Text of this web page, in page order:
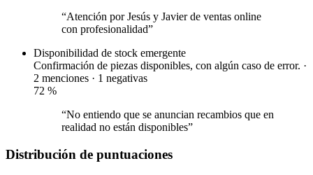
“Atención por Jesús y Javier de ventas online
con profesionalidad”
Disponibilidad de stock emergente
Confirmación de piezas disponibles, con algún caso de error. ·
2 menciones · 1 negativas
72 %
“No entiendo que se anuncian recambios que en
realidad no están disponibles”
Distribución de puntuaciones